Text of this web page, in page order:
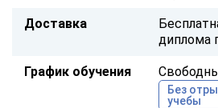
Доставка
диплома
График обучения
Без
учебы